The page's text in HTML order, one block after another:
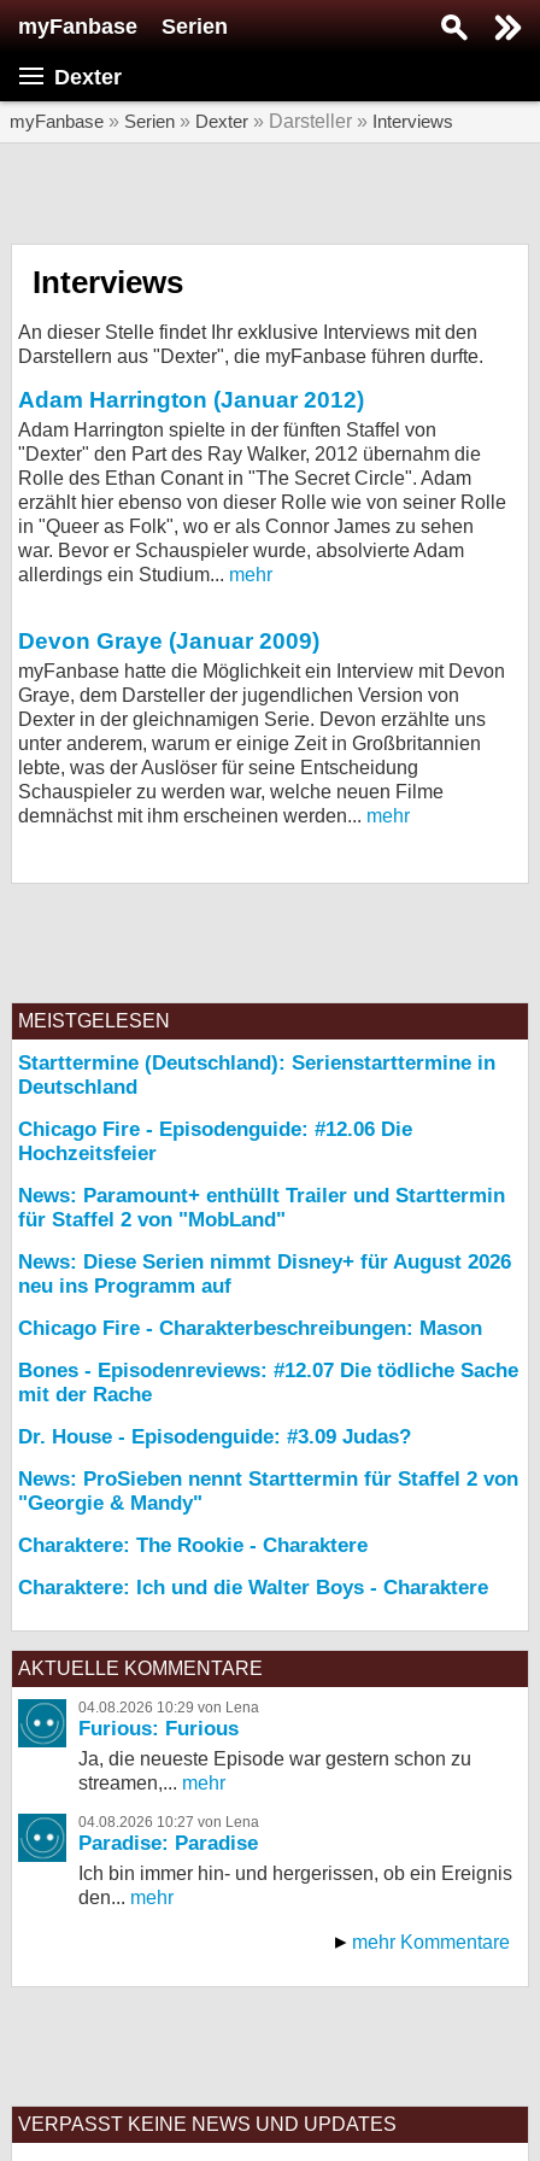
myFanbase Serien
Dexter
myFanbase » Serien » Dexter » Darsteller » Interviews
Interviews
An dieser Stelle findet Ihr exklusive Interviews mit den
Darstellern aus "Dexter", die myFanbase führen durfte.
Adam Harrington (Januar 2012)
Adam Harrington spielte in der fünften Staffel von
"Dexter" den Part des Ray Walker, 2012 übernahm die
Rolle des Ethan Conant in "The Secret Circle". Adam
erzählt hier ebenso von dieser Rolle wie von seiner Rolle
in "Queer as Folk", wo er als Connor James zu sehen
war. Bevor er Schauspieler wurde, absolvierte Adam
allerdings ein Studium... mehr
Devon Graye (Januar 2009)
myFanbase hatte die Möglichkeit ein Interview mit Devon
Graye, dem Darsteller der jugendlichen Version von
Dexter in der gleichnamigen Serie. Devon erzählte uns
unter anderem, warum er einige Zeit in Großbritannien
lebte, was der Auslöser für seine Entscheidung
Schauspieler zu werden war, welche neuen Filme
demnächst mit ihm erscheinen werden... mehr
MEISTGELESEN
Starttermine (Deutschland): Serienstarttermine in
Deutschland
Chicago Fire - Episodenguide: #12.06 Die
Hochzeitsfeier
News: Paramount+ enthüllt Trailer und Starttermin
für Staffel 2 von "MobLand"
News: Diese Serien nimmt Disney+ für August 2026
neu ins Programm auf
Chicago Fire - Charakterbeschreibungen: Mason
Bones - Episodenreviews: #12.07 Die tödliche Sache
mit der Rache
Dr. House - Episodenguide: #3.09 Judas?
News: ProSieben nennt Starttermin für Staffel 2 von
"Georgie & Mandy"
Charaktere: The Rookie - Charaktere
Charaktere: Ich und die Walter Boys - Charaktere
AKTUELLE KOMMENTARE
04.08.2026 10:29 von Lena
Furious: Furious
Ja, die neueste Episode war gestern schon zu
streamen,... mehr
04.08.2026 10:27 von Lena
Paradise: Paradise
Ich bin immer hin- und hergerissen, ob ein Ereignis
den... mehr
mehr Kommentare
VERPASST KEINE NEWS UND UPDATES
SERIEN
KULTUR
Specials
SERVICE
Gewinnspiele
Forum
bei X
Kontakt
Nutzungsbedingungen
Datenschutz